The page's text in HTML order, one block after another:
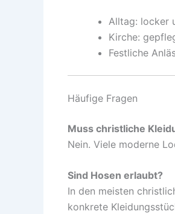
Alltag: locker
Kirche:
Festliche
Häufige Fragen
Muss christliche
Nein. Viele moderne
Sind Hosen erlaubt?
In den meisten
konkrete